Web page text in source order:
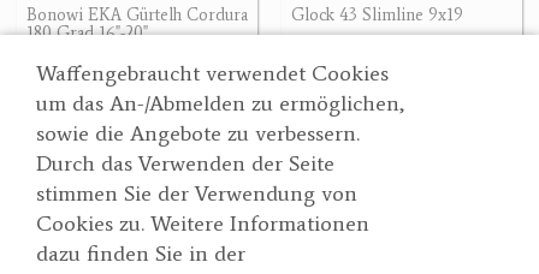
Waffengebraucht verwendet Cookies
um das An-/Abmelden zu ermöglichen,
sowie die Angebote zu verbessern.
Durch das Verwenden der Seite
stimmen Sie der Verwendung von
Cookies zu. Weitere Informationen
dazu finden Sie in der
Bonowi EKA Gürtelh Cordura
180 Grad 16"-20"
79.90 €
Glock 43 Slimline 9x19
566.10 €
Suche
Partner
AGBs
Datenschutzerklärung
Wertgarner 1820
Jagd & SporthandelsgmbH
Dr. Karl-Renner-Straße 48